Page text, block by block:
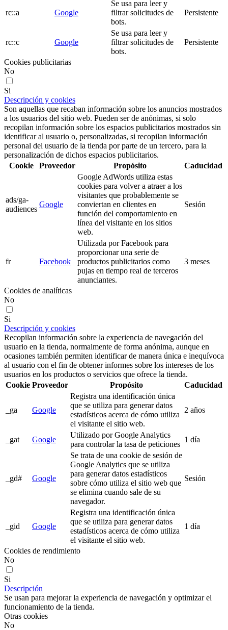
rc::a Google
Se usa para leer y
filtrar solicitudes de
bots.
Persistente
rc::c Google
Se usa para leer y
filtrar solicitudes de
bots.
Persistente
Cookies publicitarias
No
Si
Descripción y cookies
Son aquellas que recaban información sobre los anuncios mostrados
a los usuarios del sitio web. Pueden ser de anónimas, si solo
recopilan información sobre los espacios publicitarios mostrados sin
identificar al usuario o, personalizadas, si recopilan información
personal del usuario de la tienda por parte de un tercero, para la
personalización de dichos espacios publicitarios.
Cookie
Proveedor Propósito Caducidad
ads/ga-
audiences
Google
Google AdWords utiliza estas
cookies para volver a atraer a los
visitantes que probablemente se
conviertan en clientes en
función del comportamiento en
línea del visitante en los sitios
web.
Sesión
fr Facebook
Utilizada por Facebook para
proporcionar una serie de
productos publicitarios como
pujas en tiempo real de terceros
anunciantes.
3 meses
Cookies de analíticas
No
Si
Descripción y cookies
Recopilan información sobre la experiencia de navegación del
usuario en la tienda, normalmente de forma anónima, aunque en
ocasiones también permiten identificar de manera única e inequívoca
al usuario con el fin de obtener informes sobre los intereses de los
usuarios en los productos o servicios que ofrece la tienda.
Cookie Proveedor Propósito Caducidad
_ga Google
Registra una identificación única
que se utiliza para generar datos
estadísticos acerca de cómo utiliza
el visitante el sitio web.
2 años
_gat Google
Utilizado por Google Analytics
para controlar la tasa de peticiones
1 día
_gd# Google
Se trata de una cookie de sesión de
Google Analytics que se utiliza
para generar datos estadísticos
sobre cómo utiliza el sitio web que
se elimina cuando sale de su
navegador.
Sesión
_gid Google
Registra una identificación única
que se utiliza para generar datos
estadísticos acerca de cómo utiliza
el visitante el sitio web.
1 día
Cookies de rendimiento
No
Si
Descripción
Se usan para mejorar la experiencia de navegación y optimizar el
funcionamiento de la tienda.
Otras cookies
No